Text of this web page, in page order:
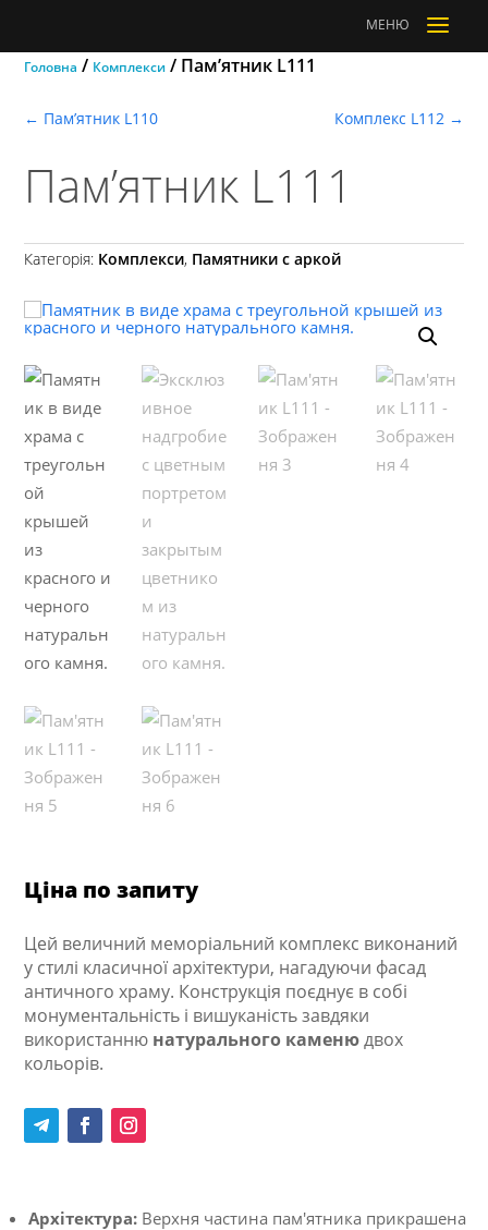
МЕНЮ a
Головна / Комплекси/ Пам’ятник L111
← Пам’ятник L110 Комплекс L112 →
Пам’ятник L111
Категорія: Комплекси, Памятники с аркой
Ціна по запиту
Цей величний меморіальний комплекс виконаний
у стилі класичної архітектури, нагадуючи фасад
античного храму. Конструкція поєднує в собі
монументальність і вишуканість завдяки
використанню натурального каменюдвох
кольорів.
Архітектура: Верхня частина пам'ятника прикрашена